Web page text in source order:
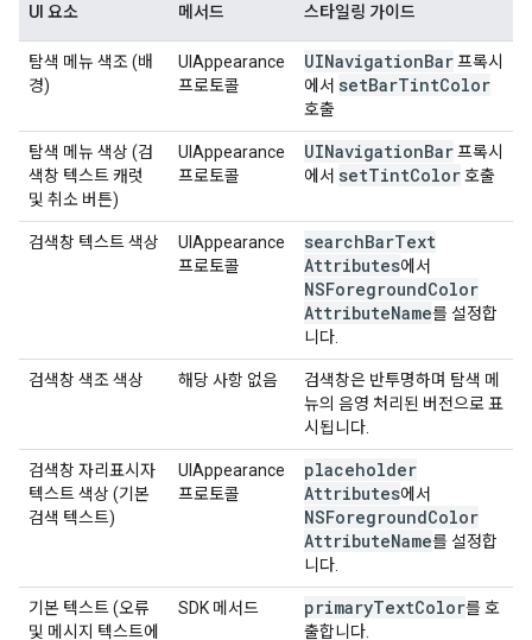
UI 요소 메서드 스타일링 가이드
탐색 메뉴 색조 (배
경)
UIAppearance
프로토콜
UINavigationBar프록시
에서 setBarTintColor
호출
탐색 메뉴 색상 (검
색창 텍스트 캐럿
및 취소 버튼)
UIAppearance
프로토콜
UINavigationBar프록시
에서 setTintColor호출
검색창 텍스트 색상
UIAppearance
프로토콜
searchBarText
Attributes에서
NSForegroundColor
AttributeName를 설정합
니다.
검색창 색조 색상 해당 사항 없음
검색창은 반투명하며 탐색 메
뉴의 음영 처리된 버전으로 표
시됩니다.
검색창 자리표시자
텍스트 색상 (기본
검색 텍스트)
UIAppearance
프로토콜
placeholder
Attributes에서
NSForegroundColor
AttributeName를 설정합
니다.
기본 텍스트 (오류
및 메시지 텍스트에
SDK 메서드 primaryTextColor를 호
출합니다.